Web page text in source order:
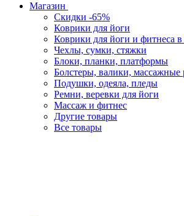
Магазин
Скидки -65%
Коврики для йоги
Коврики для йоги и фитнеса в
Чехлы, сумки, стяжки
Блоки, планки, платформы
Болстеры, валики, массажные
Подушки, одеяла, пледы
Ремни, веревки для йоги
Массаж и фитнес
Другие товары
Все товары